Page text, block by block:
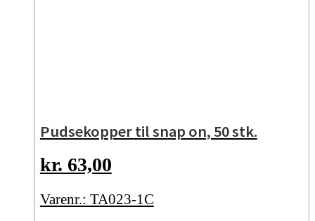
Pudsekopper til snap on, 50 stk.
kr. 63,00
Varenr.: TA023-1C